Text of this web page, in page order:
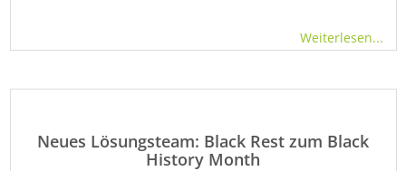
Weiterlesen...
Neues Lösungsteam: Black Rest zum Black
History Month